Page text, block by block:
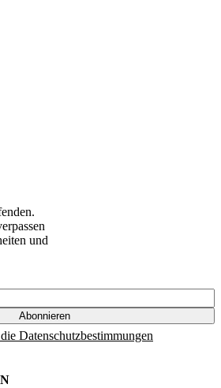
und
Datenschutzbestimmungen